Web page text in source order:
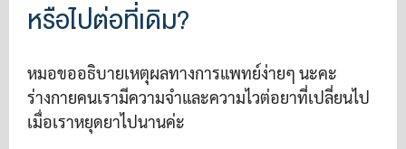
หรือไปต่อที่เดิม?
หมอขออธิบายเหตุผลทางการแพทย์ง่ายๆ นะคะ
ร่างกายคนเรามีความจำและความไวต่อยาที่เปลี่ยนไป
เมื่อเราหยุดยาไปนานค่ะ